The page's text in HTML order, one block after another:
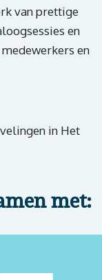
van prettige
en
en
in Het
met: